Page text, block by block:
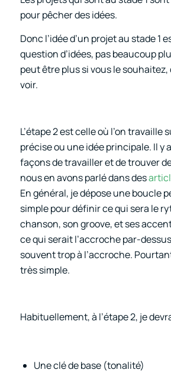
pour pêcher des idées.
Donc l’idée d’un projet au stade 1
question d’idées, pas beaucoup
peut être plus si vous le souhaitez,
voir.
L’étape 2 est celle où l’on travaille
précise ou une idée principale. Il y
façons de travailler et de trouver
nous en avons parlé dans des
En général, je dépose une boucle
simple pour définir ce qui sera le
chanson, son groove, et ses
ce qui serait l’accroche par-
souvent trop à l’accroche.
très simple.
Habituellement, à l’étape 2, je
Une clé de base (tonalité)